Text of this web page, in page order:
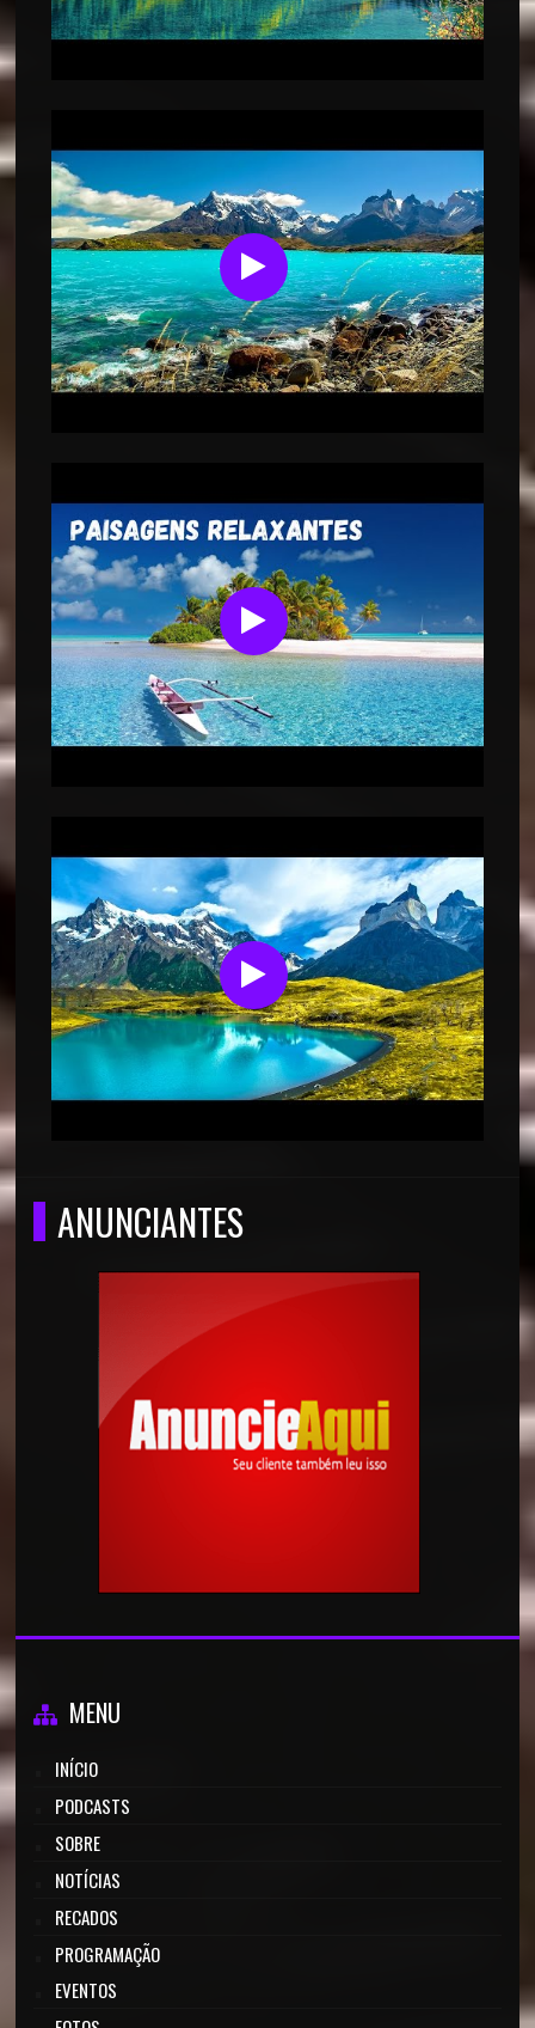
ANUNCIANTES
MENU
INÍCIO
PODCASTS
SOBRE
NOTÍCIAS
RECADOS
PROGRAMAÇÃO
EVENTOS